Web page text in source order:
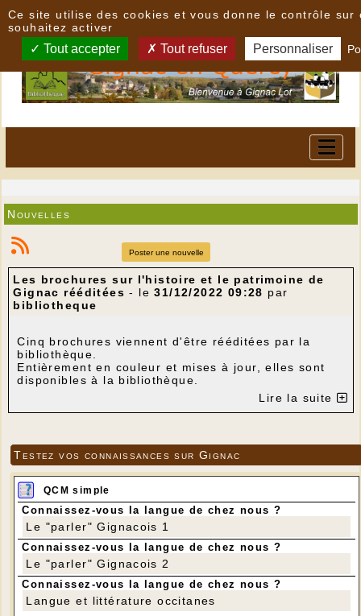
Nouvelles
Poster une nouvelle
Les brochures sur l'histoire et le patrimoine de
Gignac rééditées - le31/12/2022 09:28 par
bibliotheque
Cinq brochures viennent d'être rééditées par la
bibliothèque.
Entièrement en couleur et mises à jour, elles sont
disponibles à la bibliothèque.
2
Les écoles de Gignac
104 pages
Historique
Album photos
Photos de classe jusqu'en 2006
15 €
Gignac Hier et Avant-hier
Cette brochure recense des dates, des faits
et des repères historiques présentés dans
l'ordre chronologique.
150 pages
17 €
Lire la suite
Testez vos connaissances sur Gignac
QCM simple
Connaissez-vous la langue de chez nous ?
Le "parler" Gignacois 1
Connaissez-vous la langue de chez nous ?
Le "parler" Gignacois 2
Connaissez-vous la langue de chez nous ?
Langue et littérature occitanes
Ce site utilise des cookies et vous donne le contrôle sur
souhaitez activer
Tout accepter Tout refuser Personnaliser